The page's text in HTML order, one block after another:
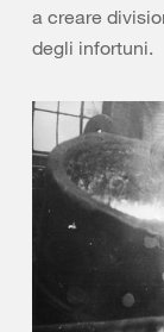
a creare
degli infortuni.